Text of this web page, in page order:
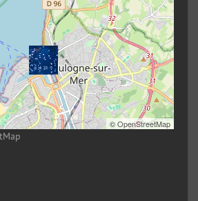
©OpenStreetMap